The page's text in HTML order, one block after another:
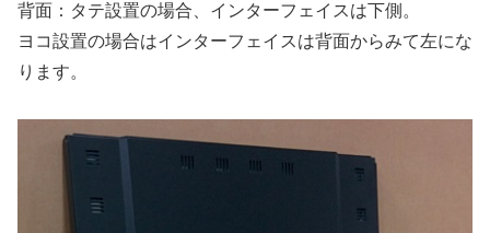
背面：タテ設置の場合、インターフェイスは下側。
ヨコ設置の場合はインターフェイスは背面からみて左にな
ります。